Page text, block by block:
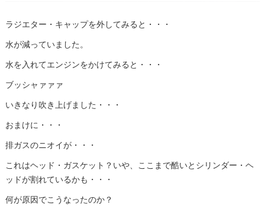
ラジエター・キャップを外してみると・・・
水が減っていました。
水を入れてエンジンをかけてみると・・・
ブッシャァァァ
いきなり吹き上げました・・・
おまけに・・・
排ガスのニオイが・・・
これはヘッド・ガスケット？いや、ここまで酷いとシリンダー・ヘ
ッドが割れているかも・・・
何が原因でこうなったのか？